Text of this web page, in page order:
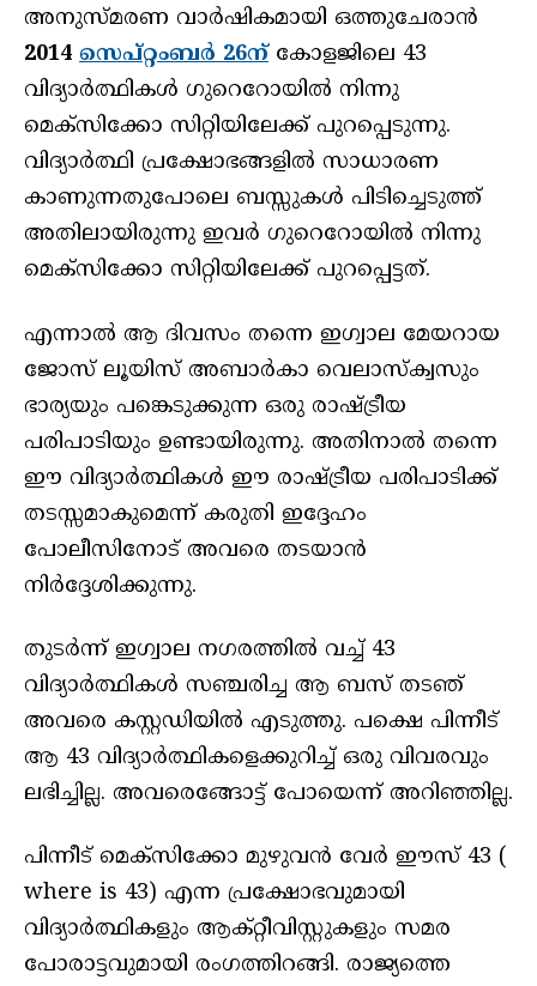
അനുസ്മരണ വാർഷികമായി ഒത്തുചേരാൻ
2014 സെപ്റ്റംബർ 26ന്കോളജിലെ 43
വിദ്യാർത്ഥികൾ ഗുറെറോയിൽ നിന്നു
മെക്സിക്കോ സിറ്റിയിലേക്ക് പുറപ്പെടുന്നു.
വിദ്യാർത്ഥി പ്രക്ഷോഭങ്ങളിൽ സാധാരണ
കാണുന്നതുപോലെ ബസ്സുകൾ പിടിച്ചെടുത്ത്
അതിലായിരുന്നു ഇവർ ഗുറെറോയിൽ നിന്നു
മെക്സിക്കോ സിറ്റിയിലേക്ക് പുറപ്പെട്ടത്.
എന്നാൽ ആ ദിവസം തന്നെ ഇഗ്വാല മേയറായ
ജോസ് ലൂയിസ് അബാർകാ വെലാസ്‌ക്വസും
ഭാര്യയും പങ്കെടുക്കുന്ന ഒരു രാഷ്ട്രീയ
പരിപാടിയും ഉണ്ടായിരുന്നു. അതിനാൽ തന്നെ
ഈ വിദ്യാർത്ഥികൾ ഈ രാഷ്ട്രീയ പരിപാടിക്ക്
തടസ്സമാകുമെന്ന് കരുതി ഇദ്ദേഹം
പോലീസിനോട് അവരെ തടയാൻ
നിർദ്ദേശിക്കുന്നു.
തുടർന്ന് ഇഗ്വാല നഗരത്തിൽ വച്ച് 43
വിദ്യാർത്ഥികൾ സഞ്ചരിച്ച ആ ബസ് തടഞ്‌
അവരെ കസ്റ്റഡിയിൽ എടുത്തു. പക്ഷെ പിന്നീട്
ആ 43 വിദ്യാർത്ഥികളെക്കുറിച്ച് ഒരു വിവരവും
ലഭിച്ചില്ല. അവരെങ്ങോട്ട് പോയെന്ന് അറിഞ്ഞില്ല.
പിന്നീട് മെക്സിക്കോ മുഴുവൻ വേർ ഈസ് 43 (
where is 43) എന്ന പ്രക്ഷോഭവുമായി
വിദ്യാർത്ഥികളും ആക്റ്റീവിസ്റ്റുകളും സമര
പോരാട്ടവുമായി രംഗത്തിറങ്ങി. രാജ്യത്തെ